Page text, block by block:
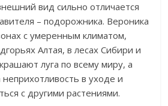
вид сильно отличается
– подорожника. Вероника
с умеренным климатом,
Алтая, в лесах Сибири и
луга по всему миру, а
в уходе и
с другими растениями.